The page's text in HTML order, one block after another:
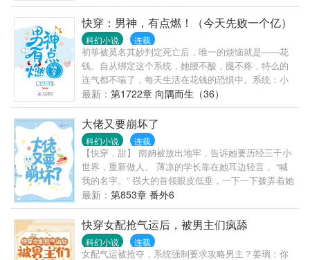
快穿：男神，有点燃！（今天先败一个亿）
科幻小说 连载
初筝被莫名其妙判定死亡后，唯一的烦恼就是——花
钱。自从绑定这个系统，她腰不酸，腿不疼，特么的
连气都不喘了，每天生活在花钱的恐惧中。系统：小
姐姐你不要随便开启无敌模式！(▼皿▼#)系统：我们
定个小目标，先败它一个亿！初筝：说好败家，这莫
名其妙的男人是怎么回事？都别拦着我！我要去征服
世界！某男主：（迅改名）我姓世名界。#小姐姐，有
钱真的可以为所欲为，了解一下#
最新： 第1722章 向隅而生（36）
大佬又要崩坏了
科幻小说 连载
【快穿，甜】 南姌被放出地牢，告诉她要历经三千小
世界，重新做人。 薄凉的学长靠在她耳边轻言， “喊
我的名字。” 强大的首领眼皮低垂，一下一下拨弄着她
肿胀的手。 “听说你是头能吃的鲛人？” 傲娇权主抿抿
唇，一边抱着她一边懊恼 “你这个女人，肯定很早就想
嫁给我了。” 南姌盯着这个男人直勾勾的看。 嗯，这
个人真是符合她的心意。 想找个大点的笼子，关起
来，只是她一个人的。 某个男人耳朵红了红，面色冷
最新： 第853章 番外6
快穿女配抢气运后，被男主们疯舔
科幻小说 连载
女配气运被抢夺，系统强制要求攻略男主？姜璃：你